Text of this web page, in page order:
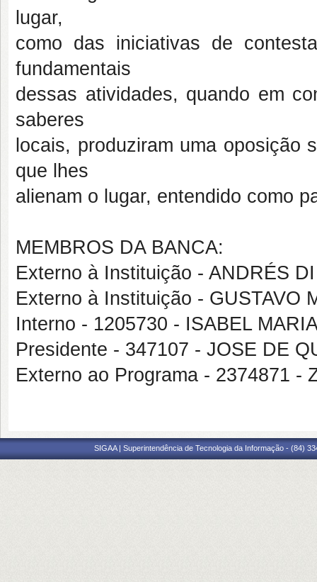
lugar,
como das iniciativas de
fundamentais
dessas atividades, quando em
saberes
locais, produziram uma oposição
que lhes
alienam o lugar, entendido como
MEMBROS DA BANCA:
Externo à Instituição - ANDRÉS
Externo à Instituição - GUSTAVO
Interno - 1205730 - ISABEL
Presidente - 347107 - JOSE DE
Externo ao Programa - 2374871 -
SIGAA | Superintendência de Tecnologia da Informação - (84)